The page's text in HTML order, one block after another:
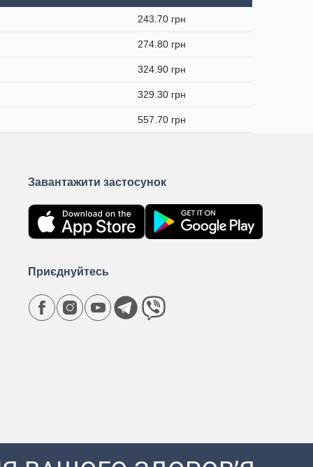
243.70 грн
274.80 грн
324.90 грн
329.30 грн
557.70 грн
Завантажити застосунок
Приєднуйтесь